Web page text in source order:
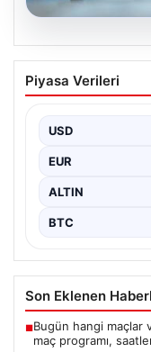
08.08.2026
KAAN
konusu mu?
Cumhurbaşkanı
Ortak…
Piyasa Verileri
USD
EUR
ALTIN
BTC
Son Eklenen
■Bugün hangi maçlar
maç programı,